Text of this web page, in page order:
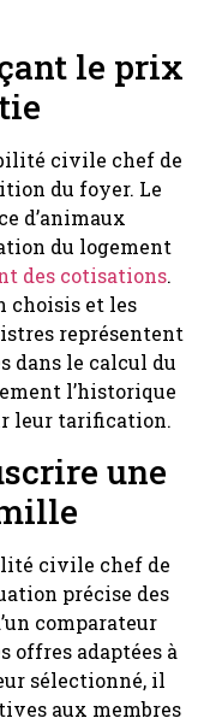
le prix
civile chef de
du foyer. Le
d’animaux
du logement
des cotisations.
choisis et les
représentent
dans le calcul du
l’historique
leur tarification.
une
civile chef de
précise des
comparateur
offres adaptées à
sélectionné, il
aux membres